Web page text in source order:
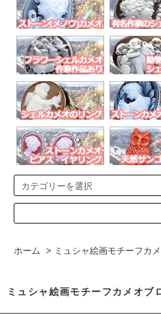
ホーム > ミュシャ絵画モチーフカ
ミュシャ絵画モチーフカメオブ